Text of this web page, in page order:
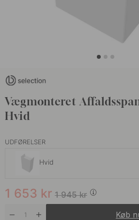
Vægmonteret
Hvid
UDFØRELSER
Hvid
Sort 1 945kr
1 653 kr
Køb